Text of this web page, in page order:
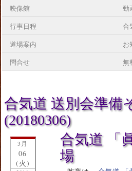
映像館 動
行事日程 合
道場案内 お
問合せ 無
合気道 送別会準備
(20180306)
3月
06
(火)
合気道 「
場